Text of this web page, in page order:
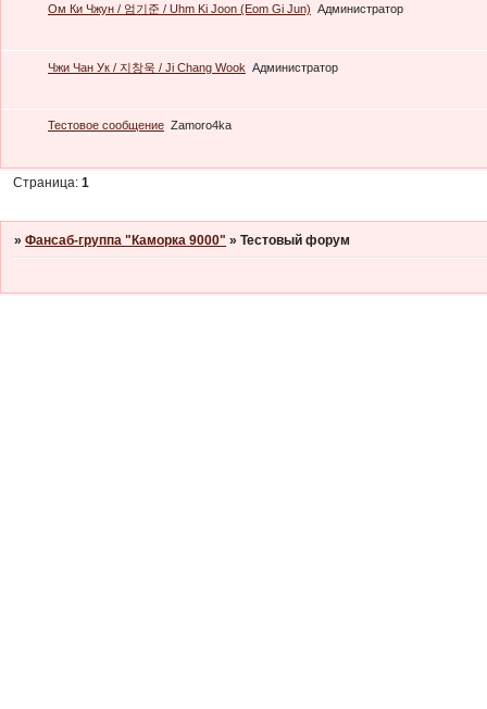
Ом Ки Чжун / 엄기준 / Uhm Ki Joon (Eom Gi Jun) Администратор
Чжи Чан Ук / 지창욱 / Ji Chang Wook Администратор
Тестовое сообщение Zamoro4ka
Страница:1
»Фансаб-группа "Каморка 9000" »Тестовый форум